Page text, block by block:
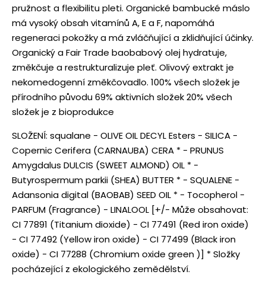
pružnost a flexibilitu pleti. Organické bambucké máslo
má vysoký obsah vitamínů A, E a F, napomáhá
regeneraci pokožky a má zvláčňující a zklidňující účinky.
Organický a Fair Trade baobabový olej hydratuje,
změkčuje a restrukturalizuje pleť. Olivový extrakt je
nekomedogenní změkčovadlo. 100% všech složek je
přírodního původu 69% aktivních složek 20% všech
složek je z bioprodukce
SLOŽENÍ: squalane - OLIVE OIL DECYL Esters - SILICA -
Copernic Cerifera (CARNAUBA) CERA * - PRUNUS
Amygdalus DULCIS (SWEET ALMOND) OIL * -
Butyrospermum parkii (SHEA) BUTTER * - SQUALENE -
Adansonia digital (BAOBAB) SEED OIL * - Tocopherol -
PARFUM (Fragrance) - LINALOOL [+/- Může obsahovat:
CI 77891 (Titanium dioxide) - CI 77491 (Red iron oxide)
- CI 77492 (Yellow iron oxide) - CI 77499 (Black iron
oxide) - CI 77288 (Chromium oxide green )] * Složky
pocházející z ekologického zemědělství.